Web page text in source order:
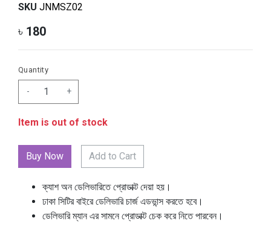
SKU JNMSZ02
৳ 180
Quantity
- +
Item is out of stock
Add to Cart
ক্যাশ অন ডেলিভারিতে প্রোডাক্ট দেয়া হয়।
ঢাকা সিটির বাইরে ডেলিভারি চার্জ এডভান্স করতে হবে।
ডেলিভারি ম্যান এর সামনে প্রোডাক্ট চেক করে নিতে পারবেন।